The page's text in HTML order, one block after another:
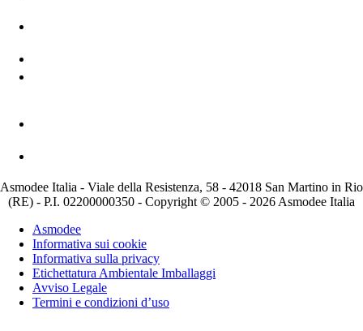
Asmodee Italia - Viale della Resistenza, 58 - 42018 San Martino in Rio
(RE) - P.I. 02200000350 - Copyright © 2005 - 2026 Asmodee Italia
Asmodee
Informativa sui cookie
Informativa sulla privacy
Etichettatura Ambientale Imballaggi
Avviso Legale
Termini e condizioni d’uso